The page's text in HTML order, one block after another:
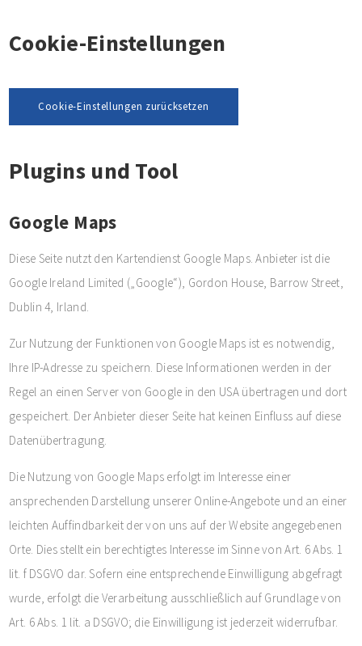
Cookie-Einstellungen
Cookie-Einstellungen zurücksetzen
Plugins und Tool
Google Maps
Diese Seite nutzt den Kartendienst Google Maps. Anbieter ist die
Google Ireland Limited („Google“), Gordon House, Barrow Street,
Dublin 4, Irland.
Zur Nutzung der Funktionen von Google Maps ist es notwendig,
Ihre IP-Adresse zu speichern. Diese Informationen werden in der
Regel an einen Server von Google in den USA übertragen und dort
gespeichert. Der Anbieter dieser Seite hat keinen Einfluss auf diese
Datenübertragung.
Die Nutzung von Google Maps erfolgt im Interesse einer
ansprechenden Darstellung unserer Online-Angebote und an einer
leichten Auffindbarkeit der von uns auf der Website angegebenen
Orte. Dies stellt ein berechtigtes Interesse im Sinne von Art. 6 Abs. 1
lit. f DSGVO dar. Sofern eine entsprechende Einwilligung abgefragt
wurde, erfolgt die Verarbeitung ausschließlich auf Grundlage von
Art. 6 Abs. 1 lit. a DSGVO; die Einwilligung ist jederzeit widerrufbar.